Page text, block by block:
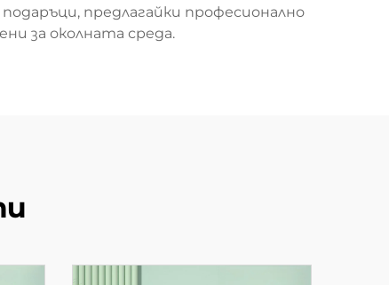
предлагайки професионално
за околната среда.